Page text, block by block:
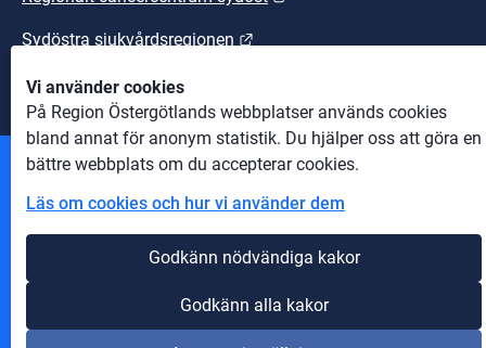
Vi använder cookies
På Region Östergötlands webbplatser används cookies
bland annat för anonym statistik. Du hjälper oss att göra en
bättre webbplats om du accepterar cookies.
Läs om cookies och hur vi använder dem
Godkänn nödvändiga kakor
Godkänn alla kakor
Sydöstra sjukvårdsregionen
Information om cookies
Om webbplatsen
Tillgänglighet på webbplatsen